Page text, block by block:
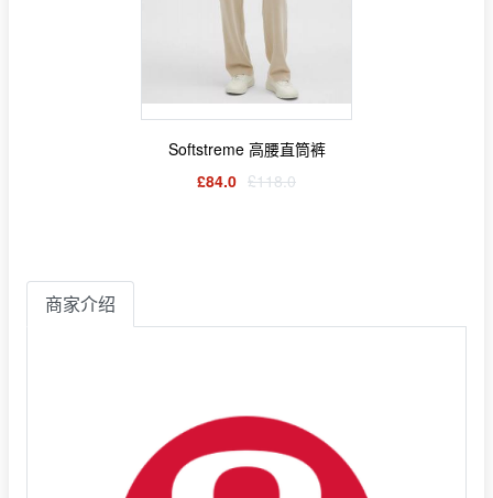
Softstreme 高腰直筒裤
£84.0 £118.0
商家介绍